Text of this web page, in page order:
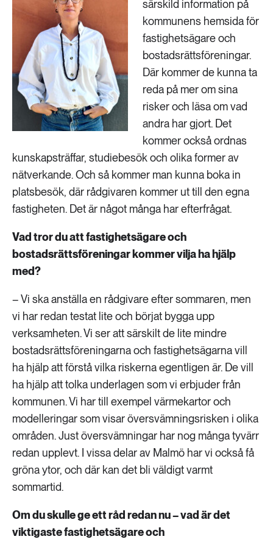
särskild information på
kommunens hemsida för
fastighetsägare och
bostadsrättsföreningar.
Där kommer de kunna ta
reda på mer om sina
risker och läsa om vad
andra har gjort. Det
kommer också ordnas
kunskapsträffar, studiebesök och olika former av
nätverkande. Och så kommer man kunna boka in
platsbesök, där rådgivaren kommer ut till den egna
fastigheten. Det är något många har efterfrågat.
Vad tror du att fastighetsägare och
bostadsrättsföreningar kommer vilja ha hjälp
med?
– Vi ska anställa en rådgivare efter sommaren, men
vi har redan testat lite och börjat bygga upp
verksamheten. Vi ser att särskilt de lite mindre
bostadsrättsföreningarna och fastighetsägarna vill
ha hjälp att förstå vilka riskerna egentligen är. De vill
ha hjälp att tolka underlagen som vi erbjuder från
kommunen. Vi har till exempel värmekartor och
modelleringar som visar översvämningsrisken i olika
områden. Just översvämningar har nog många tyvärr
redan upplevt. I vissa delar av Malmö har vi också få
gröna ytor, och där kan det bli väldigt varmt
sommartid.
Om du skulle ge ett råd redan nu – vad är det
viktigaste fastighetsägare och